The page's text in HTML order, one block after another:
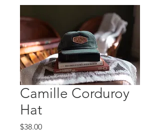
Camille Corduroy
Hat
$38.00Price